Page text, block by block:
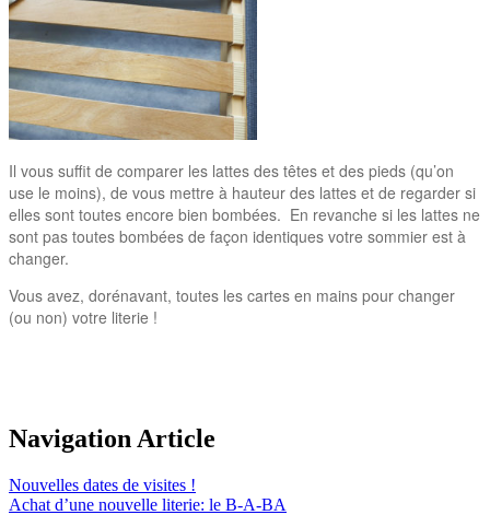
Il vous suffit de comparer les lattes des têtes et des pieds (qu’on
use le moins), de vous mettre à hauteur des lattes et de regarder si
elles sont toutes encore bien bombées. En revanche si les lattes ne
sont pas toutes bombées de façon identiques votre sommier est à
changer.
Vous avez, dorénavant, toutes les cartes en mains pour changer
(ou non) votre literie !
Navigation Article
Nouvelles dates de visites !
Achat d’une nouvelle literie: le B-A-BA